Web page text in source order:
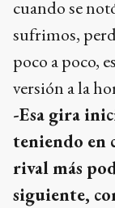
cuando se
sufrimos,
poco a poco,
versión a la
-Esa gira
teniendo en
rival más
siguiente,